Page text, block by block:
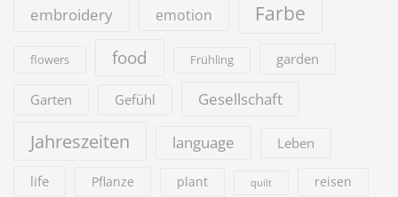
embroidery emotion Farbe
flowers food Frühling garden
Garten Gefühl Gesellschaft
Jahreszeiten language Leben
life Pflanze plant quilt reisen